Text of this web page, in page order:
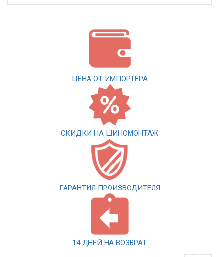
ЦЕНА ОТ ИМПОРТЕРА
СКИДКИ НА ШИНОМОНТАЖ
ГАРАНТИЯ ПРОИЗВОДИТЕЛЯ
14 ДНЕЙ НА ВОЗВРАТ